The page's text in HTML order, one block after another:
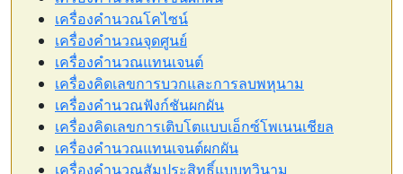
เครื่องคำนวณโคไซน์
เครื่องคำนวณจุดศูนย์
เครื่องคำนวณแทนเจนต์
เครื่องคิดเลขการบวกและการลบพหุนาม
เครื่องคำนวณฟังก์ชันผกผัน
เครื่องคิดเลขการเติบโตแบบเอ็กซ์โพเนนเชียล
เครื่องคำนวณแทนเจนต์ผกผัน
เครื่องคำนวณสัมประสิทธิ์แบบทวินาม